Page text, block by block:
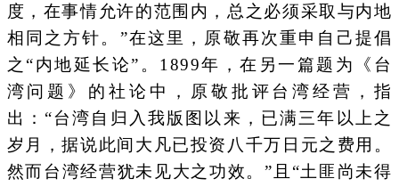
度，在事情允许的范围内，总之必须采取与内地
相同之方针。”在这里，原敬再次重申自己提倡
之“内地延长论”。1899年，在另一篇题为《台
湾问题》的社论中，原敬批评台湾经营，指
出：“台湾自归入我版图以来，已满三年以上之
岁月，据说此间大凡已投资八千万日元之费用。
然而台湾经营犹未见大之功效。”且“土匪尚未得